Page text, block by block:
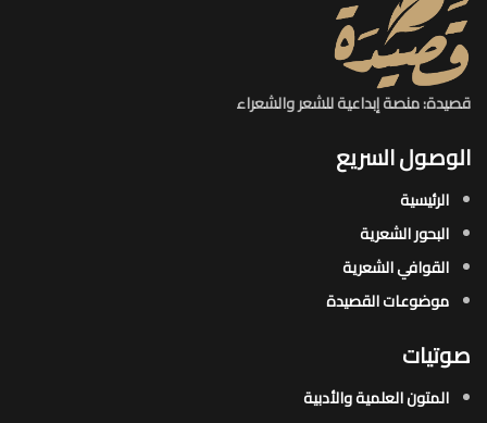
قصيدة: منصة إبداعية للشعر والشعراء
الوصول السريع
الرئيسية
البحور الشعرية​
القوافي الشعرية​
موضوعات القصيدة​
صوتيات
المتون العلمية والأدبية